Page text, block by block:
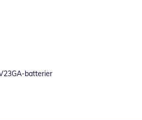
batterier